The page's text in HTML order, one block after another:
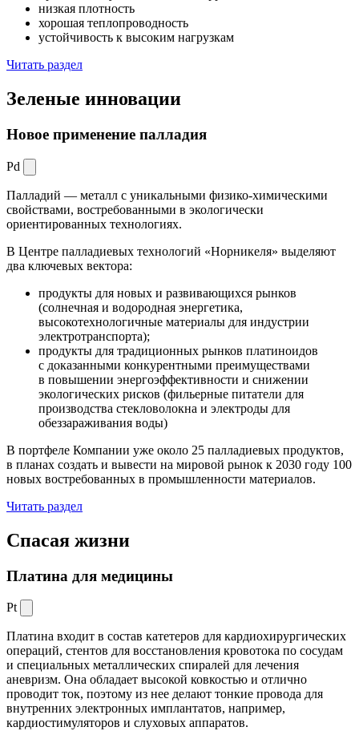
низкая плотность
хорошая теплопроводность
устойчивость к высоким нагрузкам
Читать раздел
Зеленые инновации
Новое применение палладия
Pd
Палладий — металл с уникальными физико-химическими
свойствами, востребованными в экологически
ориентированных технологиях.
В Центре палладиевых технологий «Норникеля» выделяют
два ключевых вектора:
продукты для новых и развивающихся рынков
(солнечная и водородная энергетика,
высокотехнологичные материалы для индустрии
электротранспорта);
продукты для традиционных рынков платиноидов
с доказанными конкурентными преимуществами
в повышении энергоэффективности и снижении
экологических рисков (фильерные питатели для
производства стекловолокна и электроды для
обеззараживания воды)
В портфеле Компании уже около 25 палладиевых продуктов,
в планах создать и вывести на мировой рынок к 2030 году 100
новых востребованных в промышленности материалов.
Читать раздел
Спасая жизни
Платина для медицины
Pt
Платина входит в состав катетеров для кардиохирургических
операций, стентов для восстановления кровотока по сосудам
и специальных металлических спиралей для лечения
аневризм. Она обладает высокой ковкостью и отлично
проводит ток, поэтому из нее делают тонкие провода для
внутренних электронных имплантатов, например,
кардиостимуляторов и слуховых аппаратов.